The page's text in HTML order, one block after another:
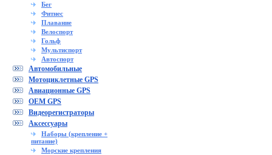
Бег
Фитнес
Плавание
Велоспорт
Гольф
Мультиспорт
Автоспорт
Автомобильные
Мотоциклетные GPS
Авиационные GPS
OEM GPS
Видеорегистраторы
Аксессуары
Наборы (крепление +
питание)
Морские крепления